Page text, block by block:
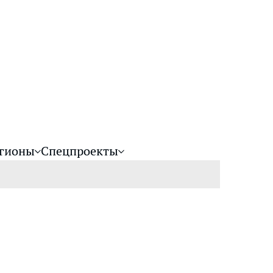
Спецпроекты